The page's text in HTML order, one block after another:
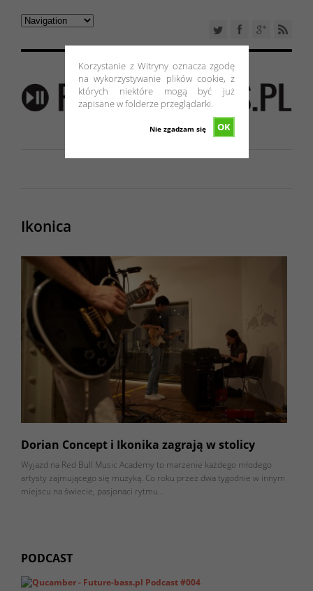
Korzystanie z Witryny oznacza zgodę
na wykorzystywanie plików cookie, z
których niektóre mogą być już
zapisane w folderze przeglądarki.
OK
Nie zgadzam się
Ikonica
Dorian Concept i Ikonika zagrają w stolicy
Wyjazd na Red Bull Music Academy to marzenie każdego młodego
artysty zajmującego się muzyką. Co roku przez dwa tygodnie w innym
miejscu na świecie, pasjonaci rytmu…
PODCAST